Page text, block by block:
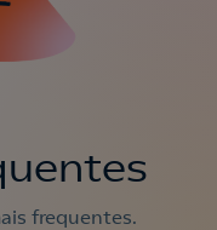
frequentes.